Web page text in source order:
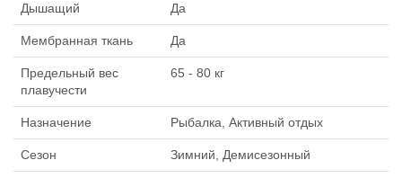
Дышащий Да
Мембранная ткань Да
Предельный вес
плавучести
65 - 80 кг
Назначение Рыбалка, Активный отдых
Сезон Зимний, Демисезонный